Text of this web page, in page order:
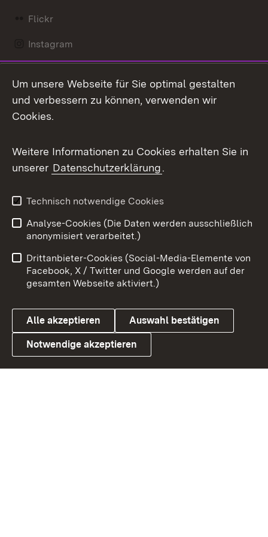
Flickr
Instagram
Mastodon
Messenger
Social Wall
X / Twitter
Youtube
Link zum Landesportal
Benutzungshinweise
Barrierefreiheit
Datenschutz
Cookies
Um unsere Webseite für Sie optimal gestalten
und verbessern zu können, verwenden wir
Cookies.
Weitere Informationen zu Cookies erhalten Sie in
unserer Datenschutzerklärung.
Technisch notwendige Cookies
Analyse-Cookies (Die Daten werden ausschließlich
anonymisiert verarbeitet.)
Drittanbieter-Cookies (Social-Media-Elemente von
Facebook, X / Twitter und Google werden auf der
gesamten Webseite aktiviert.)
Alle akzeptieren Auswahl bestätigen
Notwendige akzeptieren